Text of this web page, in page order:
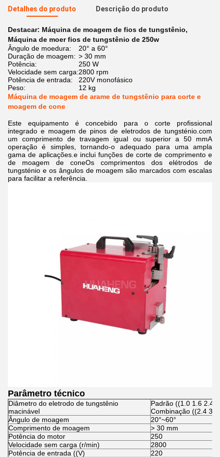
Detalhes do produto Descrição do produto
Destacar: Máquina de moagem de fios de tungstênio,
Máquina de moer fios de tungstênio de 250w
Ângulo de moedura:
20° a 60°
Duração de moagem: > 30 mm
Potência:
250 W
Velocidade sem carga:2800 rpm
Potência de entrada:
220V monofásico
Peso:
12 kg
Máquina de moagem de arame de tungstênio para corte e
moagem de cone
Este equipamento é concebido para o corte profissional
integrado e moagem de pinos de eletrodos de tungsténio.com
um comprimento de travagem igual ou superior a 50 mmA
operação é simples, tornando-o adequado para uma ampla
gama de aplicações.e inclui funções de corte de comprimento e
de moagem de coneOs comprimentos dos elétrodos de
tungsténio e os ângulos de moagem são marcados com escalas
para facilitar a referência.
Parâmetro técnico
Diâmetro do eletrodo de tungstênio
macinável
Padrão ((1.0 1.6 2.4
Combinação ((2.4
Ângulo de moagem
20°~60°
Comprimento de moagem
> 30 mm
Potência do motor
250
Velocidade sem carga (r/min)
2800
Potência de entrada ((V)
220